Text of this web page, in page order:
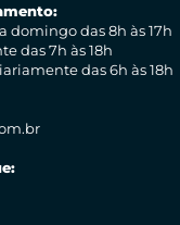
domingo das 8h às 17h
das 7h às 18h
das 6h às 18h